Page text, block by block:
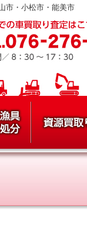
市・小松市・能美市